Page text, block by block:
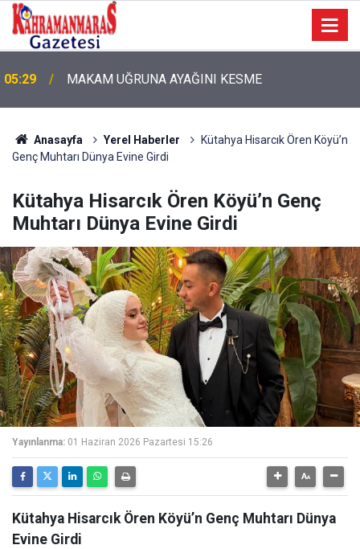
05:29 MAKAM UĞRUNA AYAĞINI KESME
Anasayfa Yerel Haberler
Kütahya Hisarcık Ören Köyü’n
Genç Muhtarı Dünya Evine Girdi
Kütahya Hisarcık Ören Köyü’n Genç
Muhtarı Dünya Evine Girdi
Yayınlanma: 01 Haziran 2026 Pazartesi 15:26
Kütahya Hisarcık Ören Köyü’n Genç Muhtarı Dünya
Evine Girdi